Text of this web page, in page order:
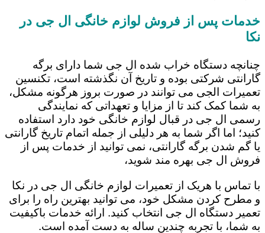
خدمات پس از فروش لوازم خانگی ال جی در
نکا
چنانچه دستگاه خراب شده ال جی شما دارای برگه
گارانتی شرکتی بوده و تاریخ آن نگذشته است، تکنسین
تعمیرات الجی می توانند در صورت بروز هرگونه مشکل،
به شما کمک کند تا از مزایا و تعهداتی که نمایندگی
رسمی ال جی در قبال لوازم خانگی خود دارد استفاده
کنید؛ اما اگر شما به هر دلیلی از جمله اتمام تاریخ گارانتی
یا گم شدن برگه گارانتی، نمی توانید از خدمات پس از
فروش ال جی بهره مند شوید،
با تماس با هریک از تعمیرات لوازم خانگی ال جی در نکا
و مطرح کردن مشکل خود، می توانید بهترین راه را برای
تعمیر دستگاه ال جی انتخاب کنید. ارائه خدمات باکیفیت
به شما، با تجربه چندین ساله به دست آمده است.